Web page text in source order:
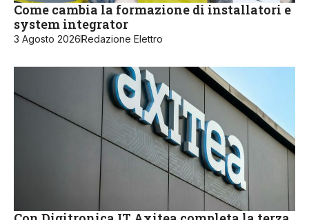
Come cambia la formazione di installatori e
system integrator
3 Agosto 2026Redazione Elettro